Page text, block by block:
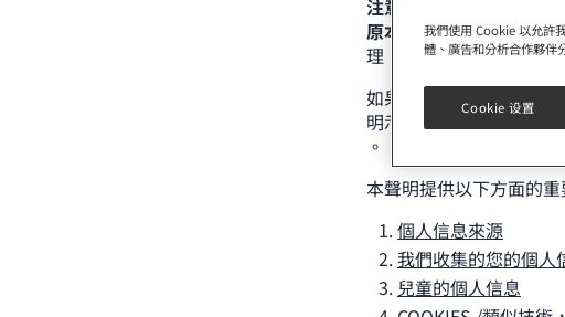
注意，我們可能會將不
原本由不同雀巢實體或
理，請參考第9節了解更
如果您未能向我們提供
明示此信息) ，我們可能
。
本聲明提供以下方面的重
個人信息來源
我們收集的您的個人
兒童的個人信息
我們使用 Cookie 以允許
體、廣告和分析合作夥伴
Cookie 设置